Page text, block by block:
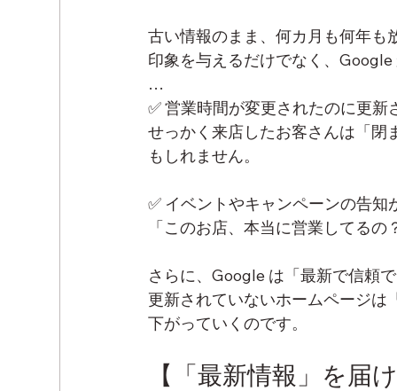
古い情報のまま、何カ月も何年も
印象を与えるだけでなく、
…
✅ 営業時間が変更されたのに更新
せっかく来店したお客さんは「
もしれません。
✅ イベントやキャンペーンの告
「このお店、本当に営業してる
さらに、Google は「最新で信頼
更新されていないホームページ
下がっていくのです。
【「最新情報」を届